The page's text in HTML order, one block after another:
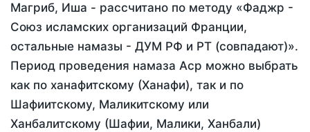
Магриб, Иша - рассчитано по методу «Фаджр -
Союз исламских организаций Франции,
остальные намазы - ДУМ РФ и РТ (совпадают)».
Период проведения намаза Аср можно выбрать
как по ханафитскому (Ханафи), так и по
Шафиитскому, Маликитскому или
Ханбалитскому (Шафии, Малики, Ханбали)